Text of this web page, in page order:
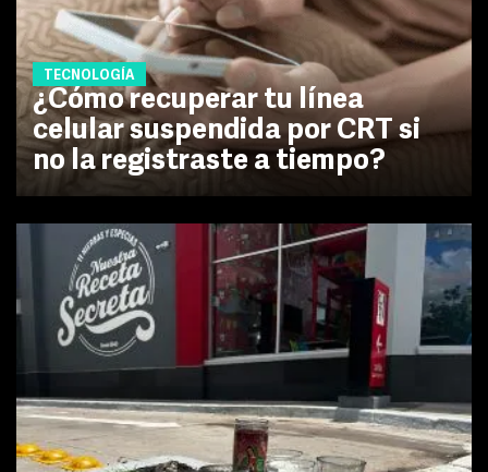
TECNOLOGÍA
¿Cómo recuperar tu línea
celular suspendida por CRT si
no la registraste a tiempo?